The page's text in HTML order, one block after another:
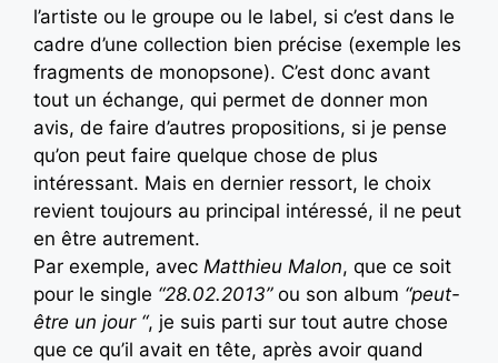
l’artiste ou le groupe ou le label, si c’est dans le
cadre d’une collection bien précise (exemple les
fragments de monopsone). C’est donc avant
tout un échange, qui permet de donner mon
avis, de faire d’autres propositions, si je pense
qu’on peut faire quelque chose de plus
intéressant. Mais en dernier ressort, le choix
revient toujours au principal intéressé, il ne peut
en être autrement.
Par exemple, avec Matthieu Malon, que ce soit
pour le single “28.02.2013”ou son album “peut-
être un jour “, je suis parti sur tout autre chose
que ce qu’il avait en tête, après avoir quand